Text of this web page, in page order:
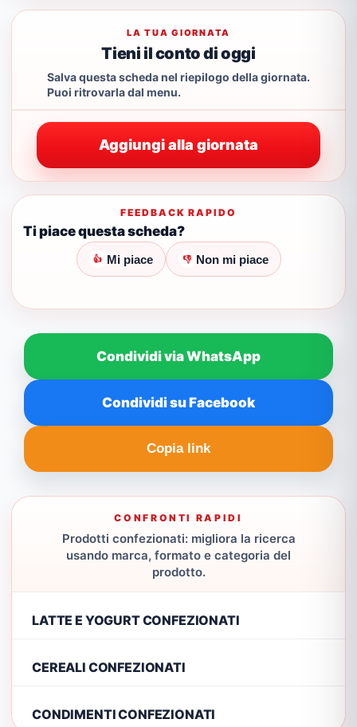
LA TUA GIORNATA
Tieni il conto di oggi
Salva questa scheda nel riepilogo della giornata.
Puoi ritrovarla dal menu.
Aggiungi alla giornata
FEEDBACK RAPIDO
Ti piace questa scheda?
👍 Mi piace 👎 Non mi piace
Condividi via WhatsApp
Condividi su Facebook
Copia link
CONFRONTI RAPIDI
Prodotti confezionati: migliora la ricerca
usando marca, formato e categoria del
prodotto.
LATTE E YOGURT CONFEZIONATI
CEREALI CONFEZIONATI
CONDIMENTI CONFEZIONATI